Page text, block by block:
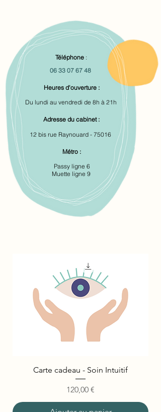
Téléphone :
06 33 07 67 48
Heures d'ouverture :
Du lundi au vendredi de 8h à 21h
Adresse du cabinet :
12 bis rue Raynouard - 75016
Métro :
Passy ligne 6
Muette ligne 9
Carte cadeau - Soin Intuitif
Prix
120,00 €